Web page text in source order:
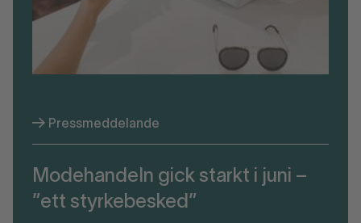
Pressmeddelande
Modehandeln gick starkt i juni –
”ett styrkebesked”